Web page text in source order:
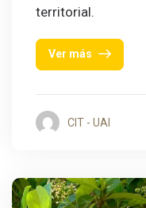
territorial.
Ver más
CIT - UAI